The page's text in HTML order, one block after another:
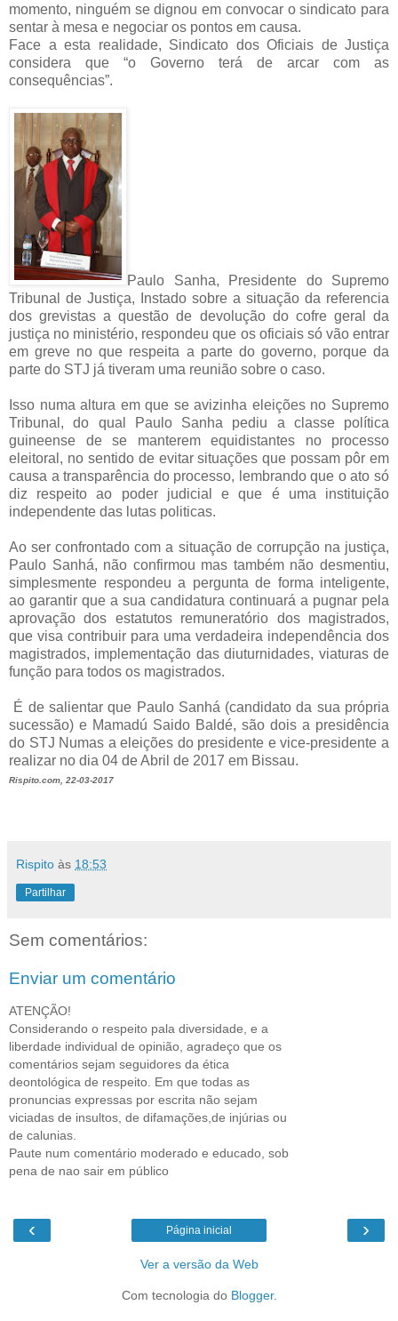
momento, ninguém se dignou em convocar o sindicato para
sentar à mesa e negociar os pontos em causa.
Face a esta realidade, Sindicato dos Oficiais de Justiça
considera que “o Governo terá de arcar com as
consequências”.
Paulo Sanha, Presidente do Supremo
Tribunal de Justiça, Instado sobre a situação da referencia
dos grevistas a questão de devolução do cofre geral da
justiça no ministério, respondeu que os oficiais só vão entrar
em greve no que respeita a parte do governo, porque da
parte do STJ já tiveram uma reunião sobre o caso.
Isso numa altura em que se avizinha eleições no Supremo
Tribunal, do qual Paulo Sanha pediu a classe política
guineense de se manterem equidistantes no processo
eleitoral, no sentido de evitar situações que possam pôr em
causa a transparência do processo, lembrando que o ato só
diz respeito ao poder judicial e que é uma instituição
independente das lutas politicas.
Ao ser confrontado com a situação de corrupção na justiça,
Paulo Sanhá, não confirmou mas também não desmentiu,
simplesmente respondeu a pergunta de forma inteligente,
ao garantir que a sua candidatura continuará a pugnar pela
aprovação dos estatutos remuneratório dos magistrados,
que visa contribuir para uma verdadeira independência dos
magistrados, implementação das diuturnidades, viaturas de
função para todos os magistrados.
É de salientar que Paulo Sanhá (candidato da sua própria
sucessão) e Mamadú Saido Baldé, são dois a presidência
do STJ Numas a eleições do presidente e vice-presidente a
realizar no dia 04 de Abril de 2017 em Bissau.
Rispito.com, 22-03-2017
Rispito às 18:53
Partilhar
Sem comentários:
Enviar um comentário
ATENÇÃO!
Considerando o respeito pala diversidade, e a
liberdade individual de opinião, agradeço que os
comentários sejam seguidores da ética
deontológica de respeito. Em que todas as
pronuncias expressas por escrita não sejam
viciadas de insultos, de difamações,de injúrias ou
de calunias.
Paute num comentário moderado e educado, sob
pena de nao sair em público
‹ ›
Página inicial
Ver a versão da Web
Com tecnologia do Blogger.